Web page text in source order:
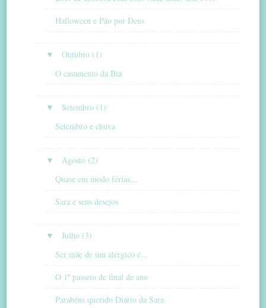
Halloween e Pão por Deus
▼
Outubro (1)
O casamento da Bia
▼
Setembro (1)
Setembro e chuva
▼
Agosto (2)
Quase em modo férias...
Sara e seus desejos
▼
Julho (3)
Ser mãe de um alérgico é...
O 1º passeio de final de ano
Parabéns querido Diário da Sara